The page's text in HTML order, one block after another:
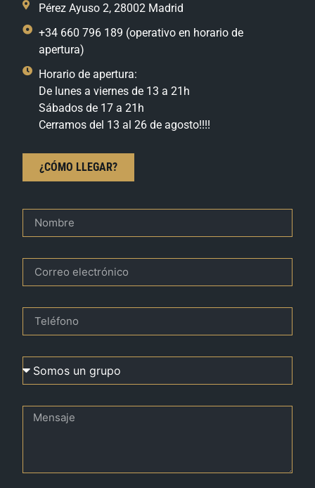
Pérez Ayuso 2, 28002 Madrid
+34 660 796 189 (operativo en horario de
apertura)
Horario de apertura:
De lunes a viernes de 13 a 21h
Sábados de 17 a 21h
Cerramos del 13 al 26 de agosto!!!!
¿CÓMO LLEGAR?